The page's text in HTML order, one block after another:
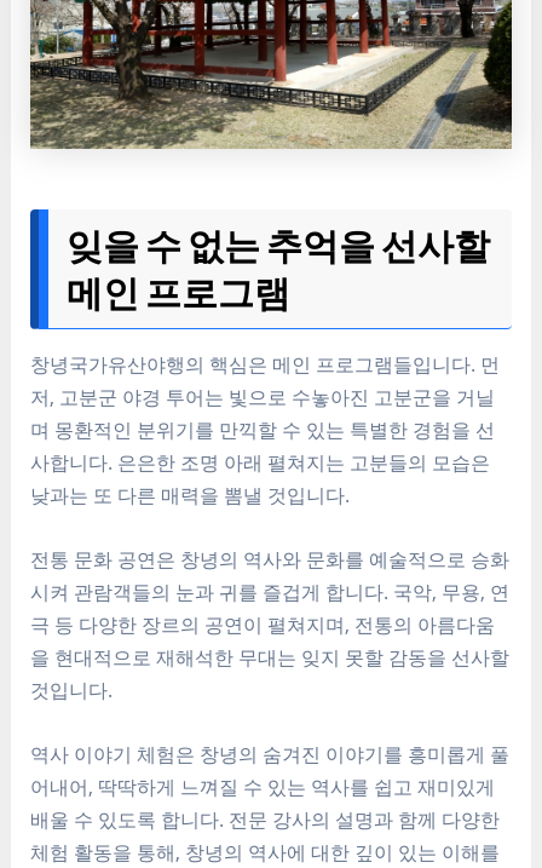
잊을 수 없는 추억을 선사할
메인 프로그램
창녕국가유산야행의 핵심은 메인 프로그램들입니다. 먼
저, 고분군 야경 투어는 빛으로 수놓아진 고분군을 거닐
며 몽환적인 분위기를 만끽할 수 있는 특별한 경험을 선
사합니다. 은은한 조명 아래 펼쳐지는 고분들의 모습은
낮과는 또 다른 매력을 뽐낼 것입니다.
전통 문화 공연은 창녕의 역사와 문화를 예술적으로 승화
시켜 관람객들의 눈과 귀를 즐겁게 합니다. 국악, 무용, 연
극 등 다양한 장르의 공연이 펼쳐지며, 전통의 아름다움
을 현대적으로 재해석한 무대는 잊지 못할 감동을 선사할
것입니다.
역사 이야기 체험은 창녕의 숨겨진 이야기를 흥미롭게 풀
어내어, 딱딱하게 느껴질 수 있는 역사를 쉽고 재미있게
배울 수 있도록 합니다. 전문 강사의 설명과 함께 다양한
체험 활동을 통해, 창녕의 역사에 대한 깊이 있는 이해를